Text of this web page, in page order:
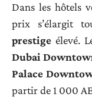
Dans les hôtels
prix s’élargit
prestige élevé.
Dubai
Palace
partir de 1 000